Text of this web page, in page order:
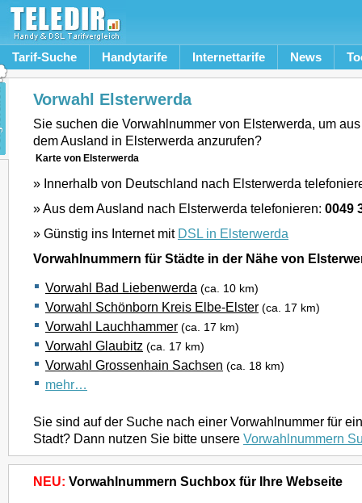
Tarif-Suche Handytarife Internettarife News
Vorwahl Elsterwerda
Sie suchen die Vorwahlnummer von Elsterwerda, um
dem Ausland in Elsterwerda anzurufen?
Karte von Elsterwerda
» Innerhalb von Deutschland nach Elsterwerda
» Aus dem Ausland nach Elsterwerda telefonieren: 0049
» Günstig ins Internet mit DSL in Elsterwerda
Vorwahlnummern für Städte in der Nähe von
Vorwahl Bad Liebenwerda (ca. 10 km)
Vorwahl Schönborn Kreis Elbe-Elster (ca. 17 km)
Vorwahl Lauchhammer (ca. 17 km)
Vorwahl Glaubitz (ca. 17 km)
Vorwahl Grossenhain Sachsen (ca. 18 km)
mehr…
Sie sind auf der Suche nach einer Vorwahlnummer für
Stadt? Dann nutzen Sie bitte unsere Vorwahlnummern
NEU: Vorwahlnummern Suchbox für Ihre Webseite